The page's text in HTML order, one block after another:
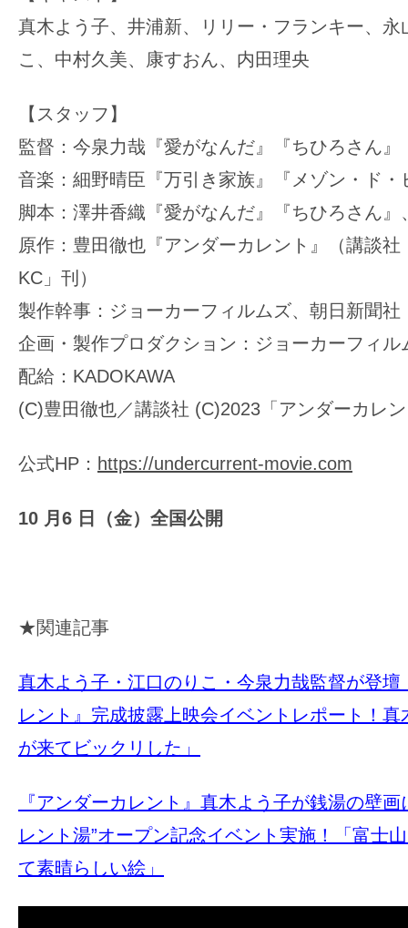
真木よう子、井浦新、リリー・フランキー、永
こ、中村久美、康すおん、内田理央
【スタッフ】
監督：今泉力哉『愛がなんだ』『ちひろさん』
音楽：細野晴臣『万引き家族』『メゾン・ド・
脚本：澤井香織『愛がなんだ』『ちひろさん』
原作：豊田徹也『アンダーカレント』（講談社
KC」刊）
製作幹事：ジョーカーフィルムズ、朝日新聞社
企画・製作プロダクション：ジョーカーフィル
配給：KADOKAWA
(C)豊田徹也／講談社 (C)2023「アンダーカレ
公式HP： https://undercurrent-movie.com
10 月6 日（金）全国公開
★関連記事
真木よう子・江口のりこ・今泉力哉監督が登壇
レント』完成披露上映会イベントレポート！
が来てビックリした」
『アンダーカレント』真木よう子が銭湯の壁画
レント湯”オープン記念イベント実施！「富士
て素晴らしい絵」